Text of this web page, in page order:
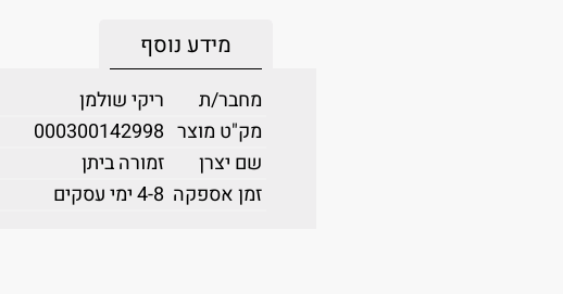
מידע נוסף
מחבר/ת
ריקי שולמן
מק"ט מוצר 000300142998
שם יצרן
זמורה ביתן
זמן אספקה 4-8 ימי עסקים